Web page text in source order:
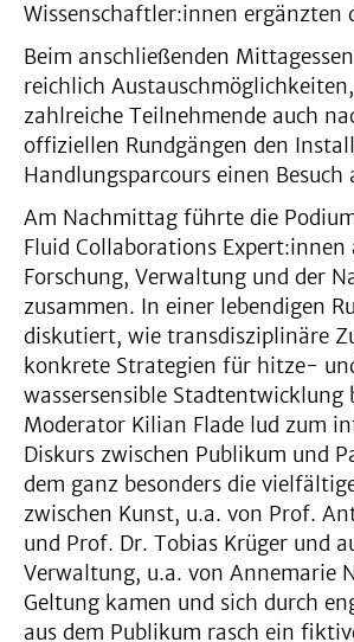
Wissenschaftler:innen ergänzten
Beim anschließenden
reichlich
zahlreiche Teilnehmende auch
offiziellen Rundgängen den
Handlungsparcours einen Besuch
Am Nachmittag führte die
Fluid Collaborations Expert:innen
Forschung, Verwaltung und der
zusammen. In einer lebendigen
diskutiert, wie transdisziplinäre
konkrete Strategien für hitze-
wassersensible Stadtentwicklung
Moderator Kilian Flade lud zum
Diskurs zwischen Publikum und
dem ganz besonders die
zwischen Kunst, u.a. von Prof.
und Prof. Dr. Tobias Krüger und
Verwaltung, u.a. von Annemarie
Geltung kamen und sich durch
aus dem Publikum rasch ein